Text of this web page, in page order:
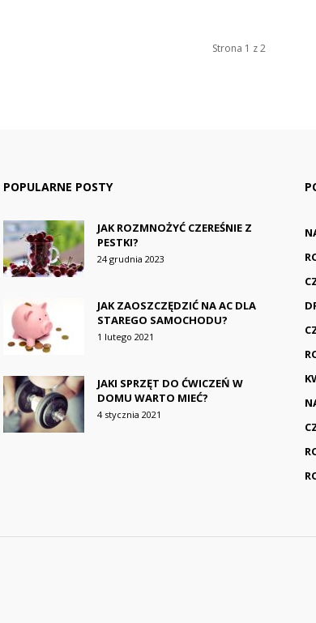
Strona 1 z 2
POPULARNE POSTY
JAK ROZMNOŻYĆ CZEREŚNIE Z
PESTKI?
24 grudnia 2023
JAK ZAOSZCZĘDZIĆ NA AC DLA
STAREGO SAMOCHODU?
1 lutego 2021
JAKI SPRZĘT DO ĆWICZEŃ W
DOMU WARTO MIEĆ?
4 stycznia 2021